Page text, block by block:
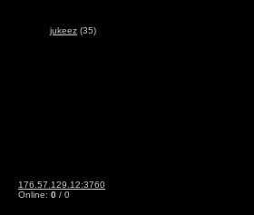
jukeez (35)
176.57.129.12:3760
Online: 0 / 0